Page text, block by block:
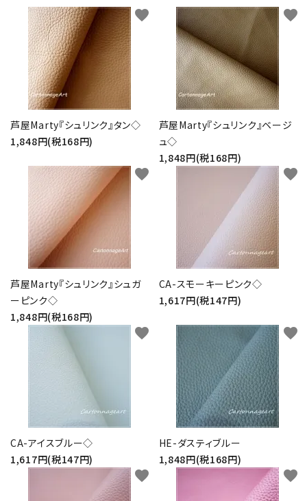
ガイドライン
お問い合わせ
芦屋Marty『シュリンク』タン◇
1,848円(税168円)
favorite
芦屋Marty『シュリンク』ベージ
ュ◇
1,848円(税168円)
favorite
芦屋Marty『シュリンク』シュガ
ーピンク◇
1,848円(税168円)
favorite
CA-スモーキーピンク◇
1,617円(税147円)
favorite
CA-アイスブルー◇
1,617円(税147円)
favorite
HE-ダスティブルー
1,848円(税168円)
favorite
favorite favorite